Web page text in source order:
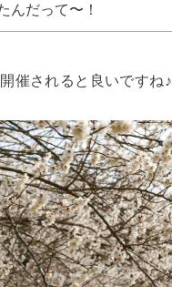
んだって〜！
催されると良いですね♪